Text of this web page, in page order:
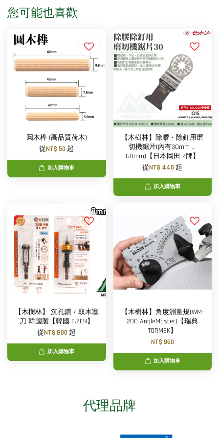
您可能也喜歡
圓木榫 (高品質荷木)
從NT$ 50 起
加入購物車
【木樹林】除膠・除釘用磨
切機鋸片(內有30mm．
60mm)【日本岡田 Z牌】
從NT$ 440 起
加入購物車
【木樹林】 沉孔鑽 / 取木塞
刀 韓國製【韓國 E.ZEN】
從NT$ 800 起
加入購物車
【木樹林】角度測量規(WM-
200 AngleMaster)【瑞典
TORMEK】
NT$ 960
加入購物車
代理品牌